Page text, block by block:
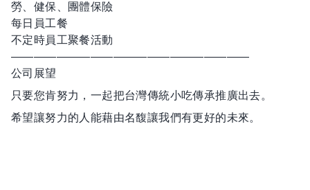
勞、健保、團體保險
每日員工餐
不定時員工聚餐活動
—————————————————————
公司展望
只要您肯努力，一起把台灣傳統小吃傳承推廣出去。
希望讓努力的人能藉由名馥讓我們有更好的未來。